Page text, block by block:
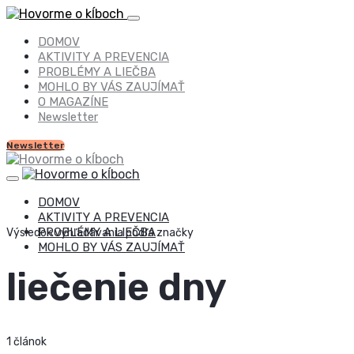
DOMOV
AKTIVITY A PREVENCIA
PROBLÉMY A LIEČBA
MOHLO BY VÁS ZAUJÍMAŤ
O MAGAZÍNE
Newsletter
Newsletter
DOMOV
AKTIVITY A PREVENCIA
PROBLÉMY A LIEČBA
MOHLO BY VÁS ZAUJÍMAŤ
Výsledok vyhľadávania podľa značky
liečenie dny
1 článok